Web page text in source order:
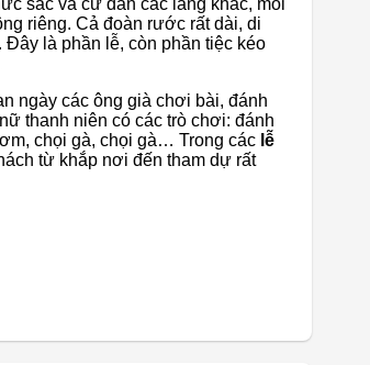
riêng. Cả đoàn rước rất dài, di
là phần lễ, còn phần tiệc kéo
ngày các ông già chơi bài, đánh
thanh niên có các trò chơi: đánh
chọi gà, chọi gà… Trong các lễ
từ khắp nơi đến tham dự rất